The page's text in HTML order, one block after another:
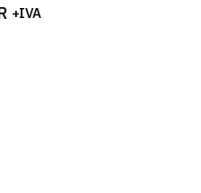
+IVA
REDONDO REGULABLE